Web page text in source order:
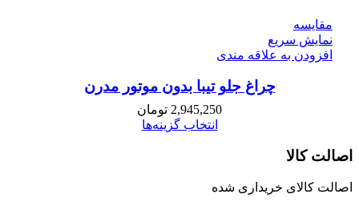
مقايسه
نمایش سریع
افزودن به علاقه مندی
چراغ جلو تیبا بدون موتور مدرن
2,945,250 تومان
انتخاب گزینه‌ها
اصالت کالا
اصالت کالای خریداری شده